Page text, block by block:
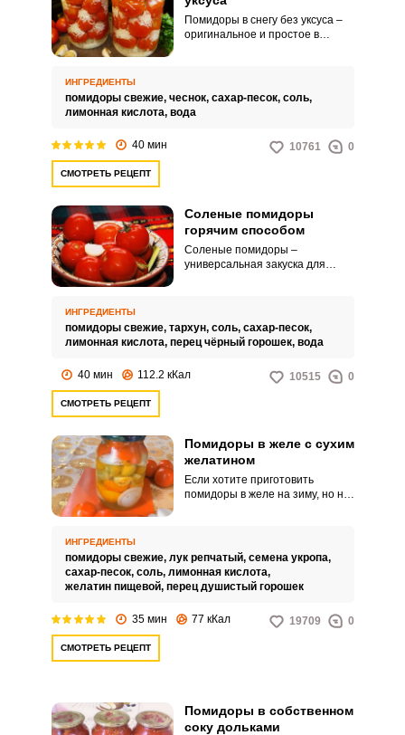
Помидоры в снегу без уксуса –
оригинальное и простое в
даже без уксуса получаются
цельными и крепкими, но при
этом такими сочными, вкусными
просто невозможно оторваться.
ИНГРЕДИЕНТЫ
помидоры свежие, чеснок, сахар-песок, соль,
лимонная кислота, вода
40 мин 10761 0
СМОТРЕТЬ РЕЦЕПТ
Соленые помидоры
горячим способом
Соленые помидоры –
универсальная закуска для
праздничных столов.
ИНГРЕДИЕНТЫ
помидоры свежие, тархун, соль, сахар-песок,
лимонная кислота, перец чёрный горошек, вода
40 мин 112.2 кКал 10515 0
СМОТРЕТЬ РЕЦЕПТ
Помидоры в желе с сухим
желатином
Если хотите приготовить
помидоры в желе на зиму, но не
Настоятельно вам рекомендую
приготовить помидоры в желе с
сухим желатином.
ИНГРЕДИЕНТЫ
помидоры свежие, лук репчатый, семена укропа,
сахар-песок, соль, лимонная кислота,
желатин пищевой, перец душистый горошек
35 мин 77 кКал 19709 0
СМОТРЕТЬ РЕЦЕПТ
Помидоры в собственном
соку дольками